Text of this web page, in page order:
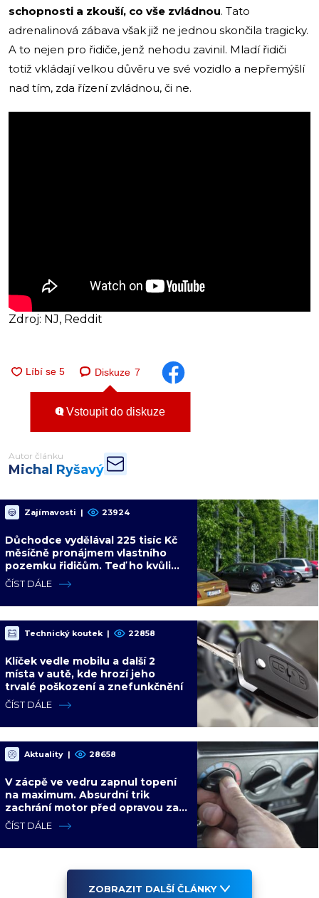
schopnosti a zkouší, co vše zvládnou. Tato
adrenalinová zábava však již ne jednou skončila tragicky.
A to nejen pro řidiče, jenž nehodu zavinil. Mladí řidiči
totiž vkládají velkou důvěru ve své vozidlo a nepřemýšlí
nad tím, zda řízení zvládnou, či ne.
Zdroj: NJ, Reddit
Diskuze 7
Vstoupit do diskuze
Autor článku
Michal Ryšavý
Zajímavosti | 23924
Důchodce vydělával 225 tisíc Kč
měsíčně pronájmem vlastního
pozemku řidičům. Teď ho kvůli
tomu čeká soud
ČÍST DÁLE
Technický koutek | 22858
Klíček vedle mobilu a další 2
místa v autě, kde hrozí jeho
trvalé poškození a znefunkčnění
ČÍST DÁLE
Aktuality | 28658
V zácpě ve vedru zapnul topení
na maximum. Absurdní trik
zachrání motor před opravou za
desítky tisíc
ČÍST DÁLE
ZOBRAZIT DALŠÍ ČLÁNKY